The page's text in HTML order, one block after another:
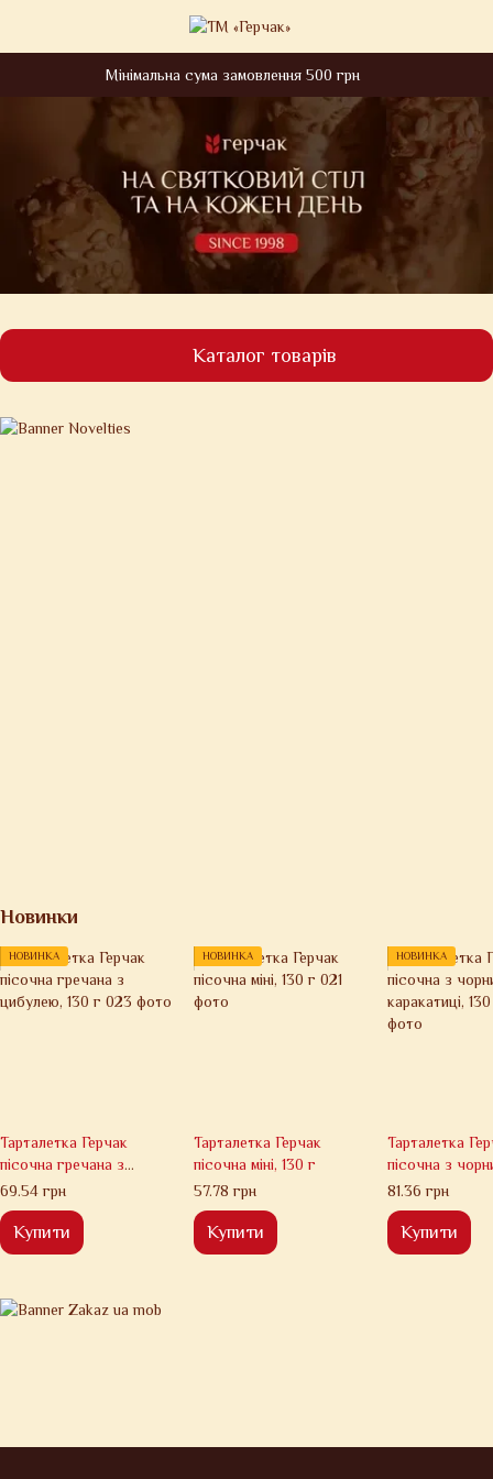
Мінімальна сума замовлення 500 грн
Каталог товарів
Новинки
НОВИНКА
Тарталетка Герчак
пісочна гречана з
цибулею, 130 г
69.54 грн
Купити
НОВИНКА
Тарталетка Герчак
пісочна міні, 130 г
57.78 грн
Купити
НОВИНКА
Тарталетка
пісочна з
каракатиці,
81.36 грн
Купити